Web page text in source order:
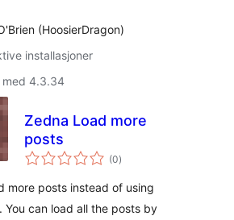
(HoosierDragon)
installasjoner
med 4.3.34
Zedna Load more
posts
(0totale
vurderinger
)
more posts instead of using
You can load all the posts by